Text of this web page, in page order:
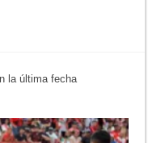
la última fecha